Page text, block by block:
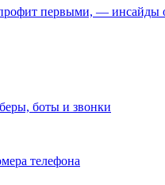
профит первыми, —
боты и звонки
телефона